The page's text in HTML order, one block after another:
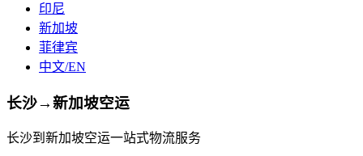
印尼
新加坡
菲律宾
中文/EN
长沙→新加坡空运
长沙到新加坡空运一站式物流服务